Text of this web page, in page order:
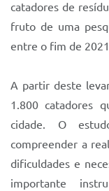
catadores de
fruto de uma
entre o fim de
A partir deste
1.800 catadores
cidade. O
compreender a
dificuldades e
importante